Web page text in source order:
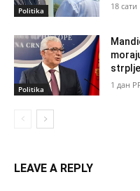
Politika 18 сати
Politika 1 дан
LEAVE A REPLY